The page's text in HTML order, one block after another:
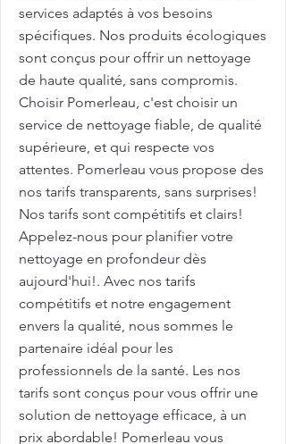
services adaptés à vos besoins
spécifiques. Nos produits écologiques
sont conçus pour offrir un nettoyage
de haute qualité, sans compromis.
Choisir Pomerleau, c'est choisir un
service de nettoyage fiable, de qualité
supérieure, et qui respecte vos
attentes. Pomerleau vous propose des
nos tarifs transparents, sans surprises!
Nos tarifs sont compétitifs et clairs!
Appelez-nous pour planifier votre
nettoyage en profondeur dès
aujourd'hui!. Avec nos tarifs
compétitifs et notre engagement
envers la qualité, nous sommes le
partenaire idéal pour les
professionnels de la santé. Les nos
tarifs sont conçus pour vous offrir une
solution de nettoyage efficace, à un
prix abordable! Pomerleau vous